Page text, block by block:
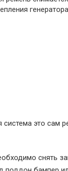
это сам
снять